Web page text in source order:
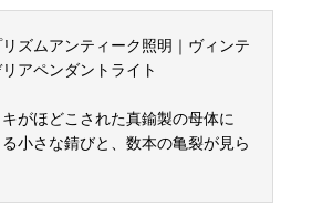
ズムアンティーク照明｜ヴィンテ
アペンダントライト
がほどこされた真鍮製の母体に
小さな錆びと、数本の亀裂が見ら